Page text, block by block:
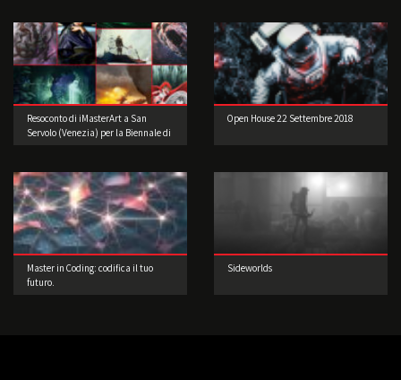
Resoconto di iMasterArt a San
Servolo (Venezia) per la Biennale di
Open House 22 Settembre 2018
Master in Coding: codifica il tuo
futuro.
Sideworlds